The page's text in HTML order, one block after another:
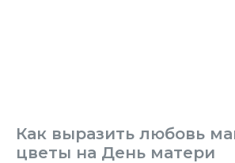
Как выразить любовь
цветы на День матери